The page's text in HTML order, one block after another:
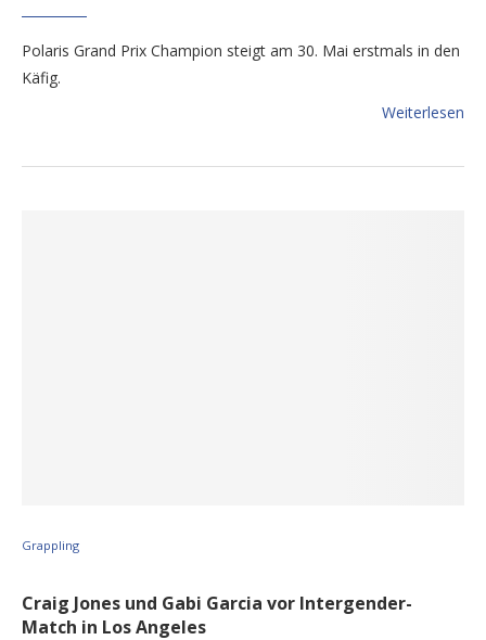
Polaris Grand Prix Champion steigt am 30. Mai erstmals in den
Käfig.
Weiterlesen
Grappling
Craig Jones und Gabi Garcia vor Intergender-
Match in Los Angeles